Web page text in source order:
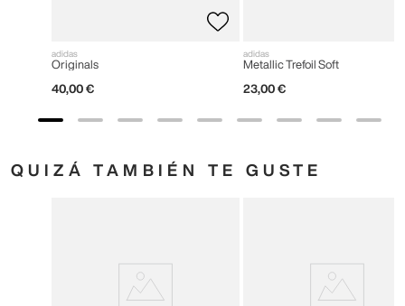
adidas
Originals
40,00 €
adidas
Metallic Trefoil Soft
23,00 €
QUIZÁ TAMBIÉN TE GUSTE